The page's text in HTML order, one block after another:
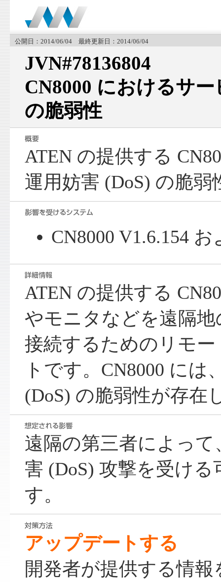
公開日：2014/06/04 最終更新日：2014/06/04
JVN#78136804
CN8000 におけるサ
の脆弱性
ATEN の提供する
運用妨害 (DoS) の脆
CN8000 V1.6.154
ATEN の提供する
やモニタなどを遠隔
接続するためのリモ
トです。CN8000 に
(DoS) の脆弱性が存在
遠隔の第三者によっ
害 (DoS) 攻撃を受け
す。
アップデートする
開発者が提供する情